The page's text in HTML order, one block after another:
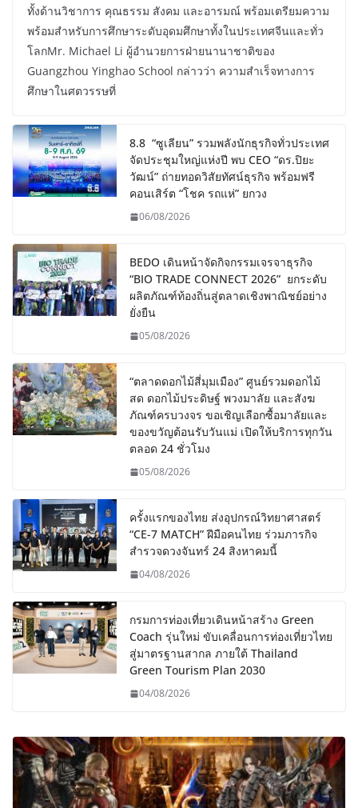
ทั้งด้านวิชาการ คุณธรรม สังคม และอารมณ์ พร้อมเตรียมความ
พร้อมสำหรับการศึกษาระดับอุดมศึกษาทั้งในประเทศจีนและทั่ว
โลกMr. Michael Li ผู้อำนวยการฝ่ายนานาชาติของ
Guangzhou Yinghao School กล่าวว่า ความสำเร็จทางการ
ศึกษาในศตวรรษที่
8.8 “ซูเลียน” รวมพลังนักธุรกิจทั่วประเทศ
จัดประชุมใหญ่แห่งปี พบ CEO “ดร.ปิยะ
วัฒน์” ถ่ายทอดวิสัยทัศน์ธุรกิจ พร้อมฟรี
คอนเสิร์ต “โชค รถแห่” ยกวง
06/08/2026
BEDO เดินหน้าจัดกิจกรรมเจรจาธุรกิจ
“BIO TRADE CONNECT 2026” ยกระดับ
ผลิตภัณฑ์ท้องถิ่นสู่ตลาดเชิงพาณิชย์อย่าง
ยั่งยืน
05/08/2026
“ตลาดดอกไม้สี่มุมเมือง” ศูนย์รวมดอกไม้
สด ดอกไม้ประดิษฐ์ พวงมาลัย และสังฆ
ภัณฑ์ครบวงจร ขอเชิญเลือกซื้อมาลัยและ
ของขวัญต้อนรับวันแม่ เปิดให้บริการทุกวัน
ตลอด 24 ชั่วโมง
05/08/2026
ครั้งแรกของไทย ส่งอุปกรณ์วิทยาศาสตร์
“CE-7 MATCH” ฝีมือคนไทย ร่วมภารกิจ
สำรวจดวงจันทร์ 24 สิงหาคมนี้
04/08/2026
กรมการท่องเที่ยวเดินหน้าสร้าง Green
Coach รุ่นใหม่ ขับเคลื่อนการท่องเที่ยวไทย
สู่มาตรฐานสากล ภายใต้ Thailand
Green Tourism Plan 2030
04/08/2026